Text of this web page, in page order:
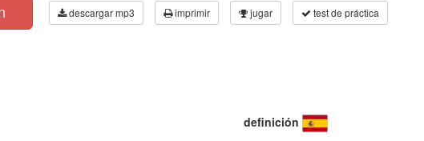
descargar mp3 imprimir jugar test de práctica
definición